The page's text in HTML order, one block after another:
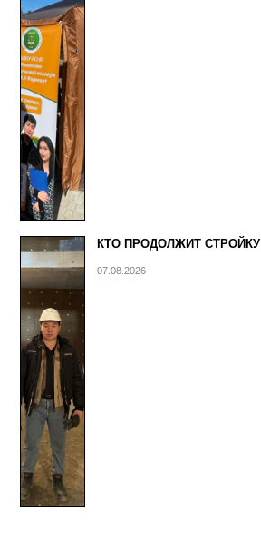
КТО ПРОДОЛЖИТ СТРОЙКУ
07.08.2026